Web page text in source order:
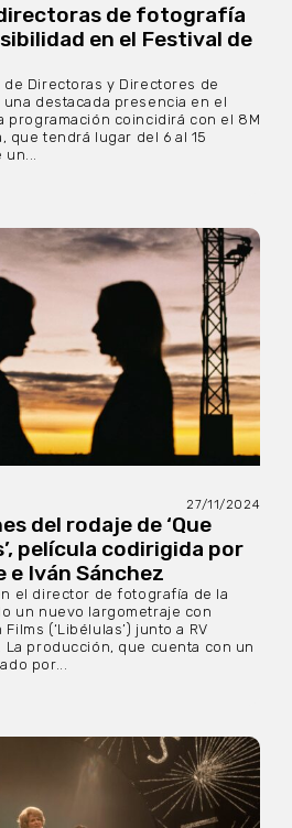
de fotografía
en el Festival de
de Directoras y Directores de
una destacada presencia en el
programación coincidirá con el 8M
que tendrá lugar del 6 al 15
un...
27/11/2024
del rodaje de ‘Que
película codirigida por
e Iván Sánchez
el director de fotografía de la
un nuevo largometraje con
(‘Libélulas’) junto a RV
La producción, que cuenta con un
por...